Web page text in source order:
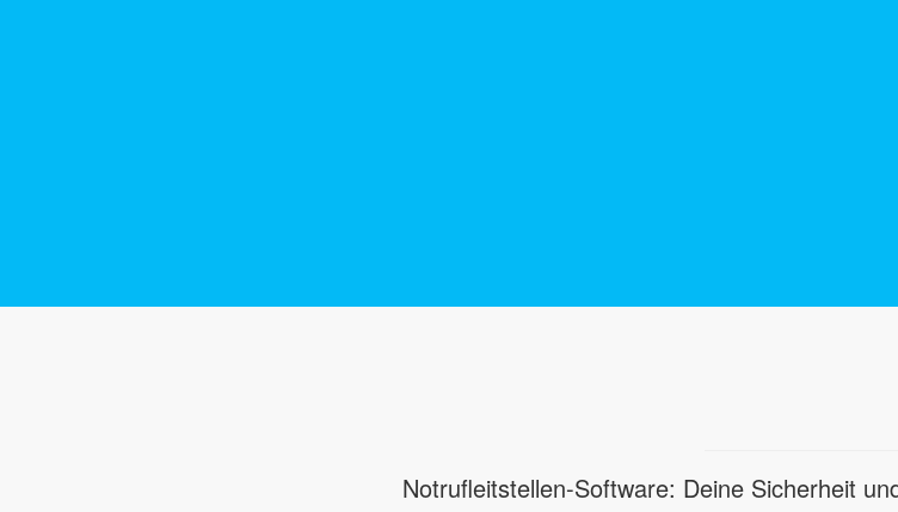
Notrufleitstellen-Software: Deine Sicherheit